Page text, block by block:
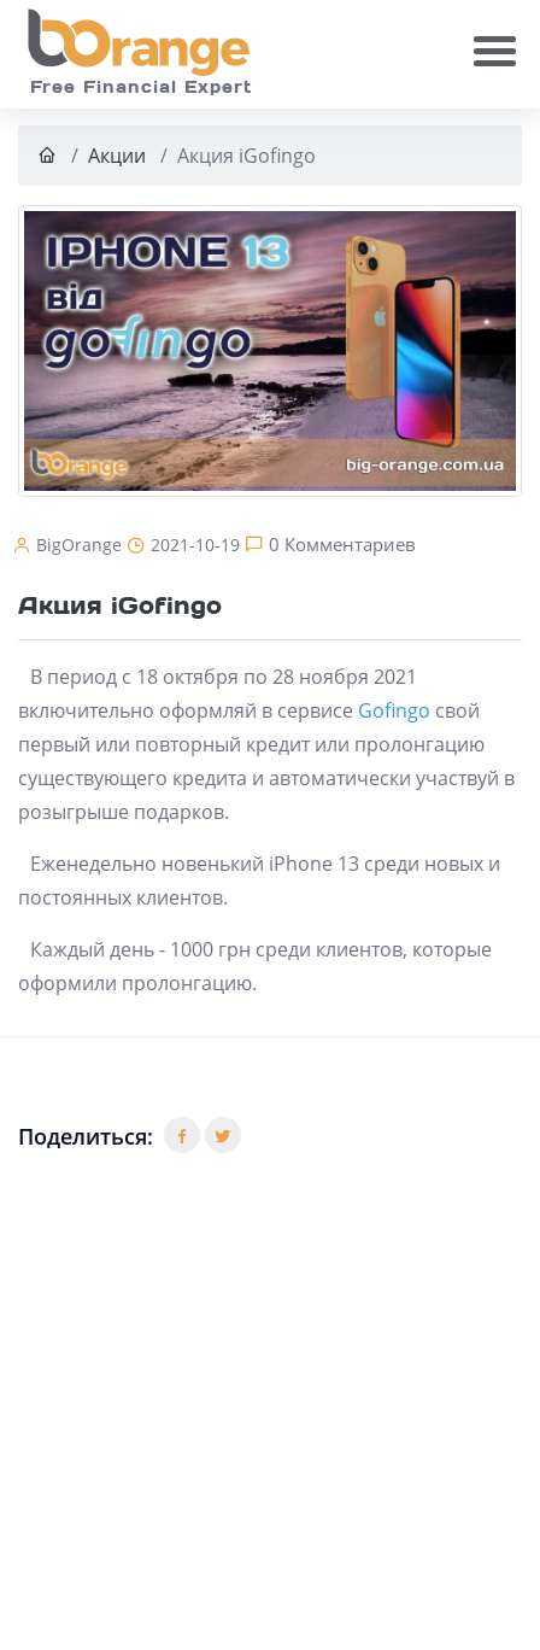
Skip to main
Free Financial Expert
Акции Акция iGofingo
BigOrange 2021-10-19 0 Комментариев
Акция iGofingo
В период с 18 октября по 28 ноября 2021
включительно оформляй в сервисе Gofingo свой
первый или повторный кредит или пролонгацию
существующего кредита и автоматически участвуй в
розыгрыше подарков.
Еженедельно новенький iPhone 13 среди новых и
постоянных клиентов.
Каждый день - 1000 грн среди клиентов, которые
оформили пролонгацию.
Поделиться: